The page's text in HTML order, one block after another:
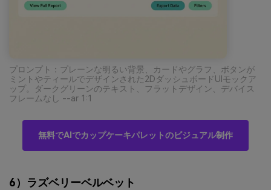
プロンプト：プレーンな明るい背景、カードやグラフ、ボタンが
ミントやティールでデザインされた2DダッシュボードUIモックア
ップ。ダークグリーンのテキスト、フラットデザイン、デバイス
フレームなし --ar 1:1
無料でAIでカップケーキパレットのビジュアル制作
6）ラズベリーベルベット